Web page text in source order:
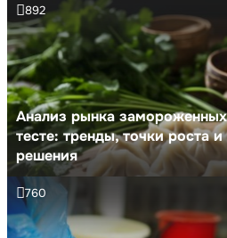
Анализ рынка
тесте: тренды, точки роста
решения
892
760